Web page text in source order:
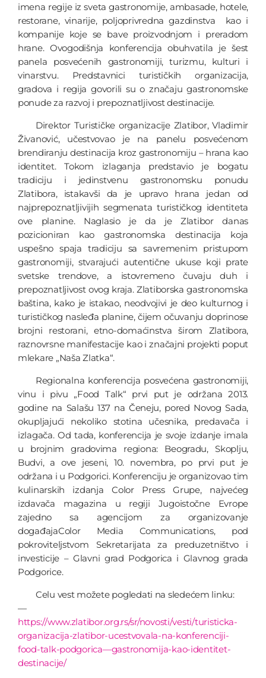
imena regije iz sveta gastronomije, ambasade, hotele,
restorane, vinarije, poljoprivredna gazdinstva kao i
kompanije koje se bave proizvodnjom i preradom
hrane. Ovogodišnja konferencija obuhvatila je šest
panela posvećenih gastronomiji, turizmu, kulturi i
vinarstvu. Predstavnici turističkih organizacija,
gradova i regija govorili su o značaju gastronomske
ponude za razvoj i prepoznatljivost destinacije.
Direktor Turističke organizacije Zlatibor, Vladimir
Živanović, učestvovao je na panelu posvećenom
brendiranju destinacija kroz gastronomiju – hrana kao
identitet. Tokom izlaganja predstavio je bogatu
tradiciju i jedinstvenu gastronomsku ponudu
Zlatibora, istakavši da je upravo hrana jedan od
najprepoznatljivijih segmenata turističkog identiteta
ove planine. Naglasio je da je Zlatibor danas
pozicioniran kao gastronomska destinacija koja
uspešno spaja tradiciju sa savremenim pristupom
gastronomiji, stvarajući autentične ukuse koji prate
svetske trendove, a istovremeno čuvaju duh i
prepoznatljivost ovog kraja. Zlatiborska gastronomska
baština, kako je istakao, neodvojivi je deo kulturnog i
turističkog nasleđa planine, čijem očuvanju doprinose
brojni restorani, etno-domaćinstva širom Zlatibora,
raznovrsne manifestacije kao i značajni projekti poput
mlekare „Naša Zlatka“.
Regionalna konferencija posvećena gastronomiji,
vinu i pivu „Food Talk“ prvi put je održana 2013.
godine na Salašu 137 na Čeneju, pored Novog Sada,
okupljajući nekoliko stotina učesnika, predavača i
izlagača. Od tada, konferencija je svoje izdanje imala
u brojnim gradovima regiona: Beogradu, Skoplju,
Budvi, a ove jeseni, 10. novembra, po prvi put je
održana i u Podgorici. Konferenciju je organizovao tim
kulinarskih izdanja Color Press Grupe, najvećeg
izdavača magazina u regiji Jugoistočne Evrope
zajedno sa agencijom za organizovanje
događajaColor Media Communications, pod
pokroviteljstvom Sekretarijata za preduzetništvo i
investicije – Glavni grad Podgorica i Glavnog grada
Podgorice.
Celu vest možete pogledati na sledećem linku:
—
https://www.zlatibor.org.rs/sr/novosti/vesti/turisticka-
organizacija-zlatibor-ucestvovala-na-konferenciji-
food-talk-podgorica—gastronomija-kao-identitet-
destinacije/